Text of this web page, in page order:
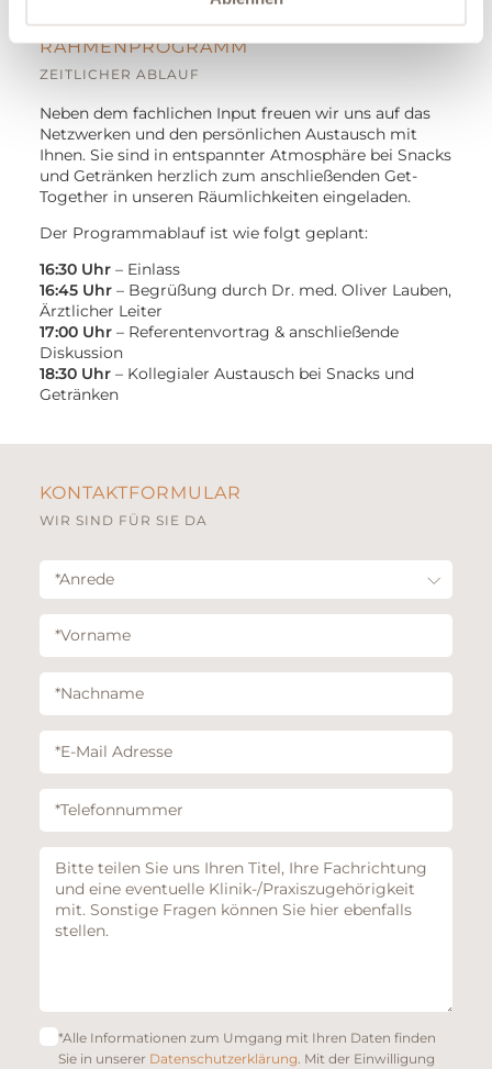
RAHMENPROGRAMM
ZEITLICHER ABLAUF
Neben dem fachlichen Input freuen wir uns auf das
Netzwerken und den persönlichen Austausch mit
Ihnen. Sie sind in entspannter Atmosphäre bei Snacks
und Getränken herzlich zum anschließenden Get-
Together in unseren Räumlichkeiten eingeladen.
Der Programmablauf ist wie folgt geplant:
16:30 Uhr– Einlass
16:45 Uhr– Begrüßung durch Dr. med. Oliver Lauben,
Ärztlicher Leiter
17:00 Uhr– Referentenvortrag & anschließende
Diskussion
18:30 Uhr– Kollegialer Austausch bei Snacks und
Getränken
KONTAKTFORMULAR
WIR SIND FÜR SIE DA
*Alle Informationen zum Umgang mit Ihren Daten finden
Sie in unserer Datenschutzerklärung . Mit der Einwilligung